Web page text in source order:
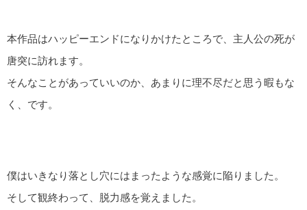
本作品はハッピーエンドになりかけたところで、主人公の死が
唐突に訪れます。
そんなことがあっていいのか、あまりに理不尽だと思う暇もな
く、です。
僕はいきなり落とし穴にはまったような感覚に陥りました。
そして観終わって、脱力感を覚えました。